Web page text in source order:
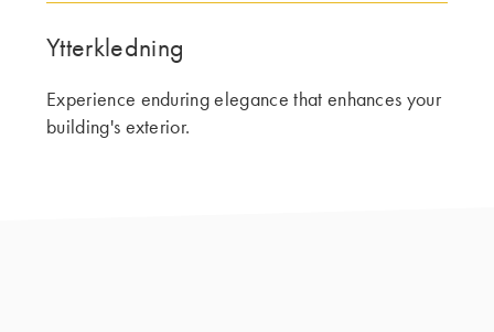
Ytterkledning
Experience enduring elegance that enhances your
building's exterior.